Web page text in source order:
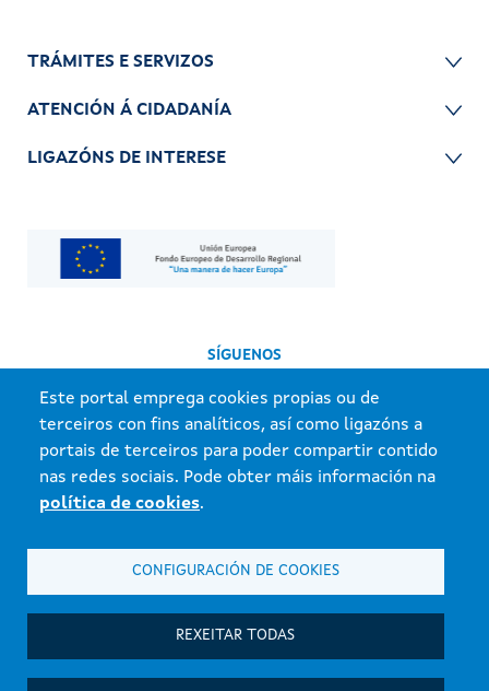
Este portal emprega cookies propias ou de
terceiros con fins analíticos, así como ligazóns a
portais de terceiros para poder compartir contido
nas redes sociais. Pode obter máis información na
política de cookies.
CONFIGURACIÓN DE COOKIES
REXEITAR TODAS
TRÁMITES E SERVIZOS
ATENCIÓN Á CIDADANÍA
LIGAZÓNS DE INTERESE
SÍGUENOS
Información mantida e publicada na internet pola Xunta de Galicia.
Atención á cidadanía